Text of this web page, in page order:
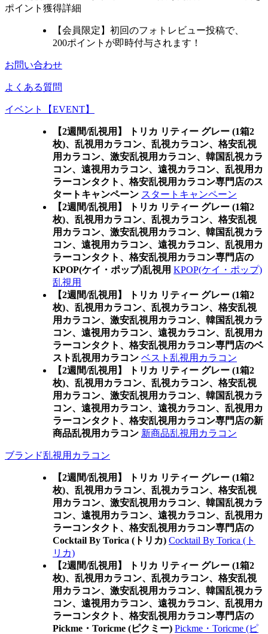
ポイント獲得詳細
【会員限定】初回のフォトレビュー投稿で、
200ポイント が即時付与されます！
お問い合わせ
よくある質問
イベント【EVENT】
【2週間/乱視用】 トリカ リティー グレー (1箱2
枚)、乱視用カラコン、乱視カラコン、格安乱視
用カラコン、激安乱視用カラコン、韓国乱視カラ
コン、遠視用カラコン、遠視カラコン、乱視用カ
ラーコンタクト、格安乱視用カラコン専門店のス
タートキャンペーン スタートキャンペーン
【2週間/乱視用】 トリカ リティー グレー (1箱2
枚)、乱視用カラコン、乱視カラコン、格安乱視
用カラコン、激安乱視用カラコン、韓国乱視カラ
コン、遠視用カラコン、遠視カラコン、乱視用カ
ラーコンタクト、格安乱視用カラコン専門店の
KPOP(ケイ・ポップ)乱視用 KPOP(ケイ・ポップ)
乱視用
【2週間/乱視用】 トリカ リティー グレー (1箱2
枚)、乱視用カラコン、乱視カラコン、格安乱視
用カラコン、激安乱視用カラコン、韓国乱視カラ
コン、遠視用カラコン、遠視カラコン、乱視用カ
ラーコンタクト、格安乱視用カラコン専門店のベ
スト乱視用カラコン ベスト乱視用カラコン
【2週間/乱視用】 トリカ リティー グレー (1箱2
枚)、乱視用カラコン、乱視カラコン、格安乱視
用カラコン、激安乱視用カラコン、韓国乱視カラ
コン、遠視用カラコン、遠視カラコン、乱視用カ
ラーコンタクト、格安乱視用カラコン専門店の新
商品乱視用カラコン 新商品乱視用カラコン
ブランド乱視用カラコン
【2週間/乱視用】 トリカ リティー グレー (1箱2
枚)、乱視用カラコン、乱視カラコン、格安乱視
用カラコン、激安乱視用カラコン、韓国乱視カラ
コン、遠視用カラコン、遠視カラコン、乱視用カ
ラーコンタクト、格安乱視用カラコン専門店の
Cocktail By Torica (トリカ) Cocktail By Torica (ト
リカ)
【2週間/乱視用】 トリカ リティー グレー (1箱2
枚)、乱視用カラコン、乱視カラコン、格安乱視
用カラコン、激安乱視用カラコン、韓国乱視カラ
コン、遠視用カラコン、遠視カラコン、乱視用カ
ラーコンタクト、格安乱視用カラコン専門店の
Pickme・Toricme (ピクミー) Pickme・Toricme (ピ